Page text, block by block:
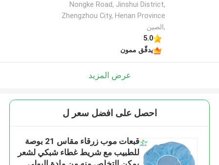
Nongke Road, Jinshui District,
Zhengzhou City, Henan Province
,الصين
5.0
يدقّق ممون
عرض المزيد
احصل على افضل سعر ل
قبعات موب زرقاء مقاس 21 بوصة
للطبيب مع شريط غطاء شبكي لشعر